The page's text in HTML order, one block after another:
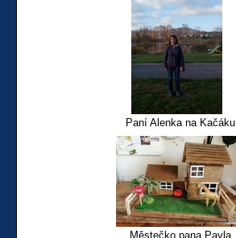
Paní Alenka na Kačáku
Městečko pana Pavla